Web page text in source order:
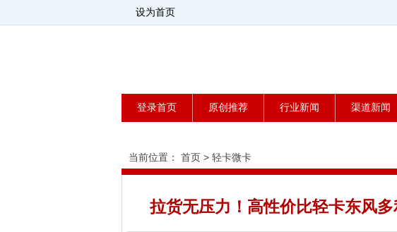
设为首页
登录首页 原创推荐 行业新闻 渠道新闻
当前位置： 首页 > 轻卡微卡
拉货无压力！高性价比轻卡东风